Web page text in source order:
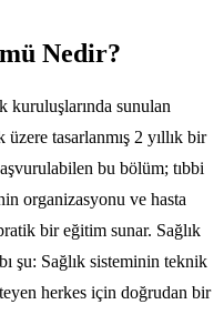
Nedir?
kuruluşlarında sunulan
tasarlanmış 2 yıllık bir
bu bölüm; tıbbi
organizasyonu ve hasta
bir eğitim sunar. Sağlık
şu: Sağlık sisteminin teknik
herkes için doğrudan bir